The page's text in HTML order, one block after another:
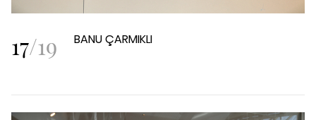
17/19 BANU ÇARMIKLI